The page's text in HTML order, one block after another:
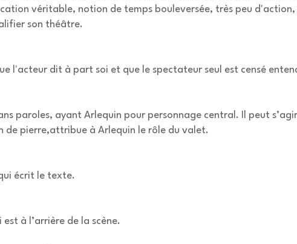
véritable, notion de temps bouleversée, très peu
son théâtre.
l'acteur dit à part soi et que le spectateur seul est censé
paroles, ayant Arlequin pour personnage central. Il peut
de pierre,attribue à Arlequin le rôle du valet.
écrit le texte.
à l’arrière de la scène.